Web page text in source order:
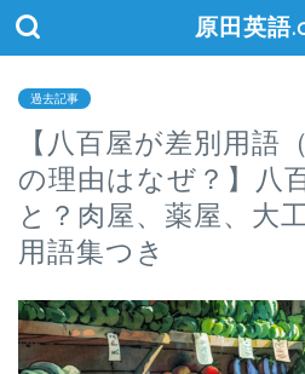
原田英語
過去記事
【八百屋が差別用語
の理由はなぜ？】八
と？肉屋、薬屋、大
用語集つき